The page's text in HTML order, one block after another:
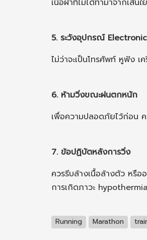
เนื้อผ้าที่ไม่ได้ทำมาจากเส้
5. ระวังอุปกรณ์
ไม่ว่าจะเป็นโทรศัพท์ หูฟัง
6. ห้ามวิ่งขณะฝนตกหนัก
เพื่อความปลอดภัยไว้ก่อน
7. ข้อปฏิบัตหลังการวิ่ง
ควรรีบล้างเนื้อล้างตัว หรือ
การเกิดภาวะ
Running Marathon